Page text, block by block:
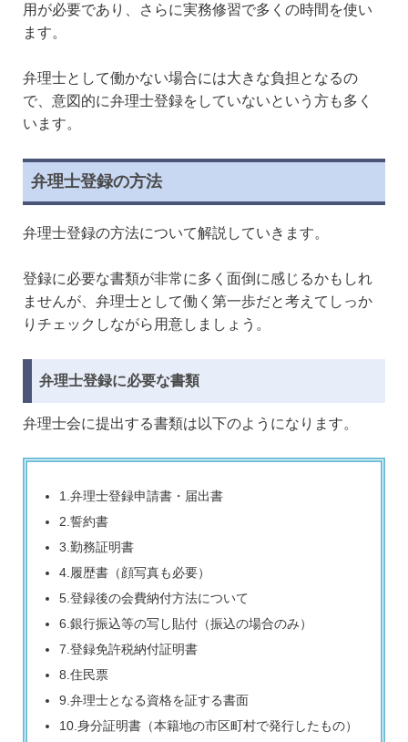
用が必要であり、さらに実務修習で多くの時間を使い
ます。
弁理士として働かない場合には大きな負担となるの
で、意図的に弁理士登録をしていないという方も多く
います。
弁理士登録の方法
弁理士登録の方法について解説していきます。
登録に必要な書類が非常に多く面倒に感じるかもしれ
ませんが、弁理士として働く第一歩だと考えてしっか
りチェックしながら用意しましょう。
弁理士登録に必要な書類
弁理士会に提出する書類は以下のようになります。
1.弁理士登録申請書・届出書
2.誓約書
3.勤務証明書
4.履歴書（顔写真も必要）
5.登録後の会費納付方法について
6.銀行振込等の写し貼付（振込の場合のみ）
7.登録免許税納付証明書
8.住民票
9.弁理士となる資格を証する書面
10.身分証明書（本籍地の市区町村で発行したもの）